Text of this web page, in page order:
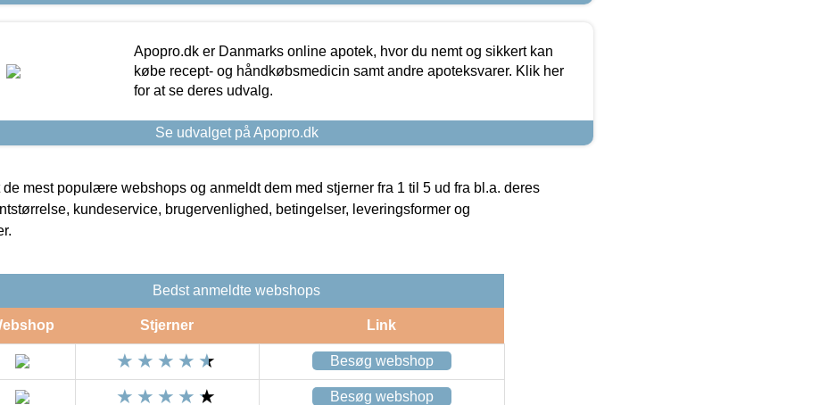
Apopro.dk er Danmarks online apotek, hvor du nemt og sikkert kan
købe recept- og håndkøbsmedicin samt andre apoteksvarer. Klik her
for at se deres udvalg.
Se udvalget på Apopro.dk
mest populære webshops og anmeldt dem med stjerner fra 1 til 5 ud fra bl.a. deres
kundeservice, brugervenlighed, betingelser, leveringsformer og
Bedst anmeldte webshops
Stjerner Link
Besøg webshop
Besøg webshop